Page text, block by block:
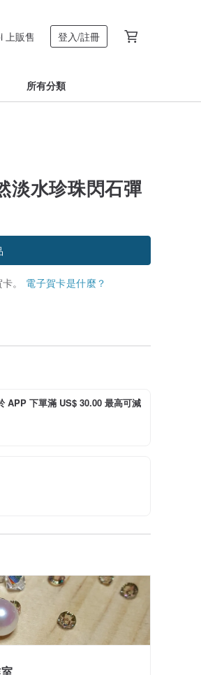
上販售 登入/註冊
所有分類
淡水珍珠閃石彈
。 電子賀卡是什麼？
APP 下單滿 US$ 30.00 最高可減